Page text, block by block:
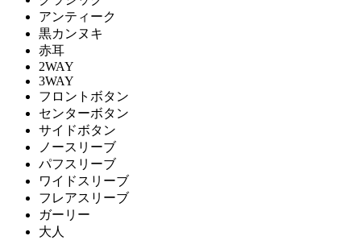
アンティーク
黒カンヌキ
赤耳
2WAY
3WAY
フロントボタン
センターボタン
サイドボタン
ノースリーブ
パフスリーブ
ワイドスリーブ
フレアスリーブ
ガーリー
大人